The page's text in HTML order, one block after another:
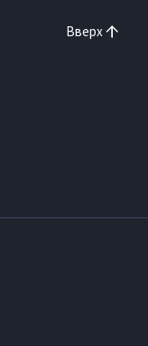
Вверх